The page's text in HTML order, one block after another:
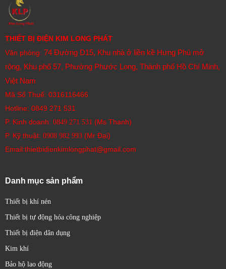
THIẾT BỊ ĐIỆN KIM LONG PHÁT
Văn phòng: 74 Đường D15, Khu nhà ở liền kề Hưng Phú mở
rộng, Khu phố 57, Phường Phước Long, Thành phố Hồ Chí Minh,
Việt Nam
Mã Số Thuế: 0316116466
Hotline: 0849 271 531
P. Kinh doanh: 0849 271 531 (Ms Thanh)
P. Kỹ thuật: 0908 982 993​ (Mr Đại)
Email:thietbidienkimlongphat@gmail.com
Danh mục sản phẩm
Thiết bị khí nén
Thiết bị tự động hóa công nghiệp
Thiết bị điện dân dụng
Kim khí
Bảo hộ lao động